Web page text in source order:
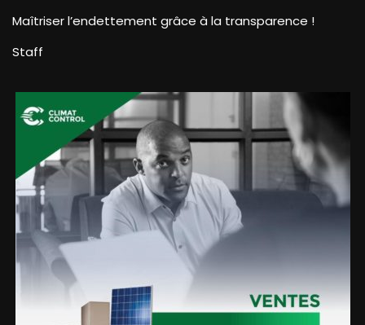
Maîtriser l’endettement grâce à la transparence !
Staff